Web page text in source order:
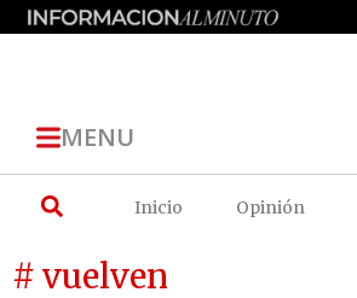
MENU
Inicio Opinión
# vuelven